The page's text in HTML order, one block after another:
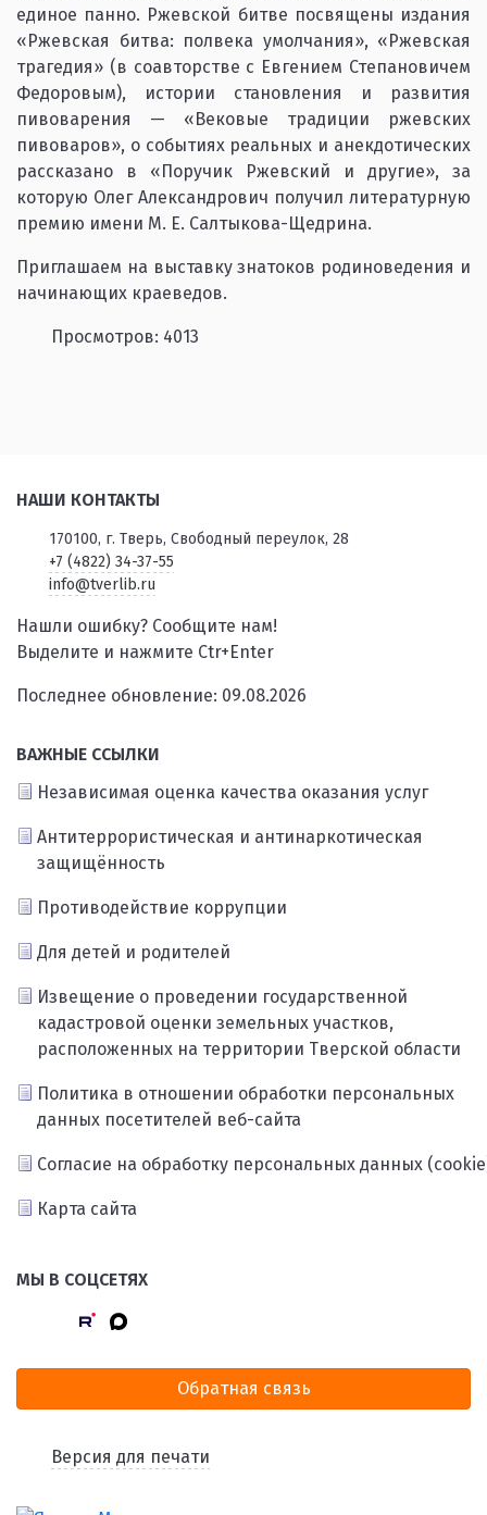
единое панно. Ржевской битве посвящены издания
«Ржевская битва: полвека умолчания», «Ржевская
трагедия» (в соавторстве с Евгением Степановичем
Федоровым), истории становления и развития
пивоварения — «Вековые традиции ржевских
пивоваров», о событиях реальных и анекдотических
рассказано в «Поручик Ржевский и другие», за
которую Олег Александрович получил литературную
премию имени М. Е. Салтыкова-Щедрина.
Приглашаем на выставку знатоков родиноведения и
начинающих краеведов.
Просмотров: 4013
НАШИ КОНТАКТЫ
170100, г. Тверь, Свободный переулок, 28
+7 (4822) 34-37-55
info@tverlib.ru
Нашли ошибку? Сообщите нам!
Выделите и нажмите Ctr+Enter
Последнее обновление: 09.08.2026
ВАЖНЫЕ ССЫЛКИ
Независимая оценка качества оказания услуг
Антитеррористическая и антинаркотическая
защищённость
Противодействие коррупции
Для детей и родителей
Извещение о проведении государственной
кадастровой оценки земельных участков,
расположенных на территории Тверской области
Политика в отношении обработки персональных
данных посетителей веб-сайта
Согласие на обработку персональных данных
Карта сайта
МЫ В СОЦСЕТЯХ
Обратная связь
Версия для печати